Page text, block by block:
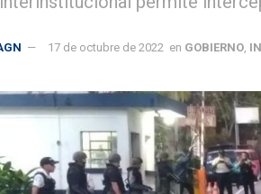
17 de octubre de 2022 en GOBIERNO